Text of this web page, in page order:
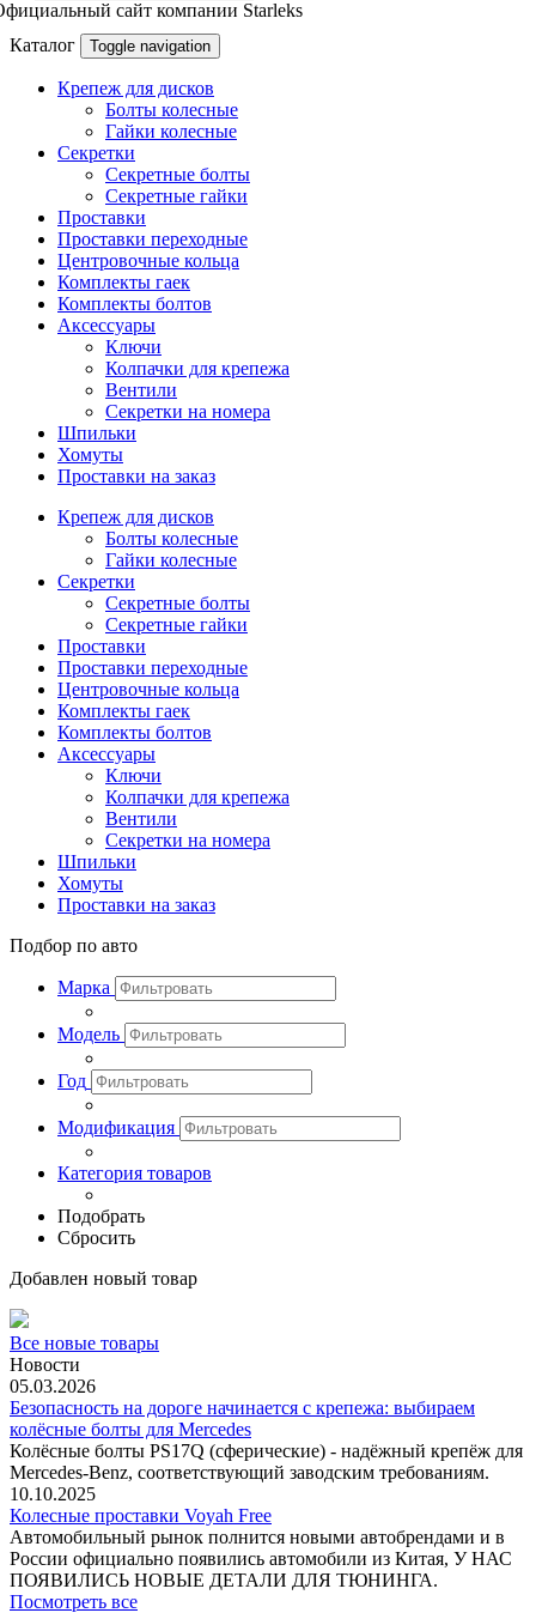
сайт компании Starleks
Каталог
Toggle navigation
Крепеж для дисков
Болты колесные
Гайки колесные
Секретки
Секретные болты
Секретные гайки
Проставки
Проставки переходные
Центровочные кольца
Комплекты гаек
Комплекты болтов
Аксессуары
Ключи
Колпачки для крепежа
Вентили
Секретки на номера
Шпильки
Хомуты
Проставки на заказ
Крепеж для дисков
Болты колесные
Гайки колесные
Секретки
Секретные болты
Секретные гайки
Проставки
Проставки переходные
Центровочные кольца
Комплекты гаек
Комплекты болтов
Аксессуары
Ключи
Колпачки для крепежа
Вентили
Секретки на номера
Шпильки
Хомуты
Проставки на заказ
Подбор по авто
Марка
Модель
Год
Модификация
Категория товаров
Подобрать
Сбросить
Добавлен новый товар
Все новые товары
Новости
05.03.2026
Безопасность на дороге начинается с крепежа: выбираем
колёсные болты для Mercedes
Колёсные болты PS17Q (сферические) - надёжный крепёж для
Mercedes‑Benz, соответствующий заводским требованиям.
10.10.2025
Колесные проставки Voyah Free
Автомобильный рынок полнится новыми автобрендами и в
России официально появились автомобили из Китая, У НАС
ПОЯВИЛИСЬ НОВЫЕ ДЕТАЛИ ДЛЯ ТЮНИНГА.
Посмотреть все